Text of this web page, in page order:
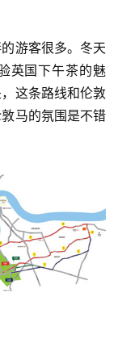
游客很多。冬天
英国下午茶的魅
这条路线和伦敦
马的氛围是不错